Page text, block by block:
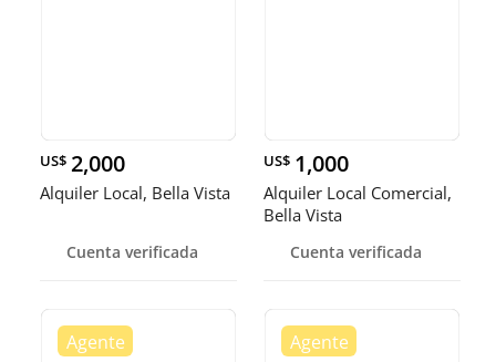
US$ 2,000
Alquiler Local, Bella Vista
Cuenta verificada
US$ 1,000
Alquiler Local Comercial,
Bella Vista
Cuenta verificada